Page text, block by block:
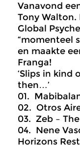
Vanavond
Tony
Global
“momenteel
en maakte
Franga!
‘Slips in kind
then…’
01.
02. Otros
03. Zeb –
04. Nene
Horizons